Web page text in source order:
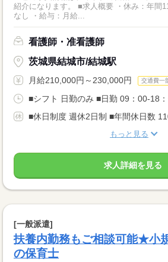
紹介になります。 ■求人概要 ・休み：年間
なし ・給与：月給...
看護師・准看護師
茨城県結城市/結城駅
月給210,000円～230,000円 交通費一
■シフト 日勤のみ ■日勤 09：00-18
■休日制度 週休2日制 ■年間休日数
もっと見る
求人詳細を見る
[一般派遣]
扶養内勤務もご相談可能★小
の保育士